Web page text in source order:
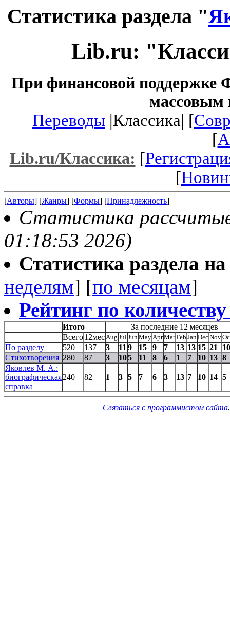
Статистика раздела "
Lib.ru:
При финансовой поддержке
массовым
Переводы|Классика| [
[
Lib.ru/Классика: [
[
[Авторы] [Жанры] [Формы] [Принадлежность]
Статистика
01:18:53 2026)
Статистика раздела
неделям] [по месяцам]
Рейтинг по
Итого
За последние 12 месяцев
Всего12мес Aug Jul Jun May AprMarFeb Jan DecNov
По разделу 520 137 3 11 9 15 9 7 13 13 15 21
10
Стихотворения 280 87 3 105 11 8 6 1 7 10 13 8
Яковлев М. А.:
биографическая
справка
240 82 1 3 5 7 6 3 13 7 10 14 5
Связаться с программистом сайта.